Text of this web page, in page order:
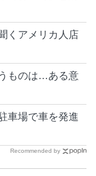
くアメリカ人店
ものは…ある意
車場で車を発進
Recommended by